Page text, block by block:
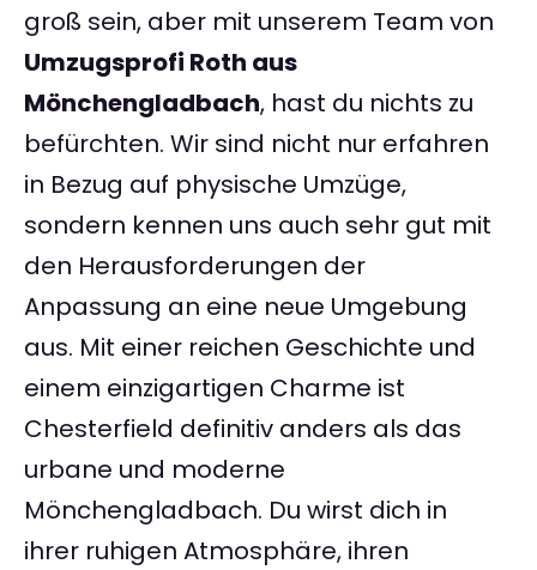
groß sein, aber mit unserem Team von
Umzugsprofi Roth aus
Mönchengladbach, hast du nichts zu
befürchten. Wir sind nicht nur erfahren
in Bezug auf physische Umzüge,
sondern kennen uns auch sehr gut mit
den Herausforderungen der
Anpassung an eine neue Umgebung
aus. Mit einer reichen Geschichte und
einem einzigartigen Charme ist
Chesterfield definitiv anders als das
urbane und moderne
Mönchengladbach. Du wirst dich in
ihrer ruhigen Atmosphäre, ihren